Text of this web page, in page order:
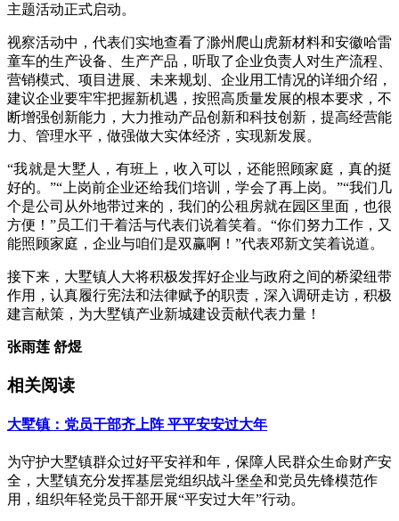
主题活动正式启动。
视察活动中，代表们实地查看了滁州爬山虎新材料和安徽哈雷
童车的生产设备、生产产品，听取了企业负责人对生产流程、
营销模式、项目进展、未来规划、企业用工情况的详细介绍，
建议企业要牢牢把握新机遇，按照高质量发展的根本要求，不
断增强创新能力，大力推动产品创新和科技创新，提高经营能
力、管理水平，做强做大实体经济，实现新发展。
“我就是大墅人，有班上，收入可以，还能照顾家庭，真的挺
好的。”“上岗前企业还给我们培训，学会了再上岗。”“我们几
个是公司从外地带过来的，我们的公租房就在园区里面，也很
方便！”员工们干着活与代表们说着笑着。“你们努力工作，又
能照顾家庭，企业与咱们是双赢啊！”代表邓新文笑着说道。
接下来，大墅镇人大将积极发挥好企业与政府之间的桥梁纽带
作用，认真履行宪法和法律赋予的职责，深入调研走访，积极
建言献策，为大墅镇产业新城建设贡献代表力量！
张雨莲 舒煜
相关阅读
大墅镇：党员干部齐上阵 平平安安过大年
为守护大墅镇群众过好平安祥和年，保障人民群众生命财产安
全，大墅镇充分发挥基层党组织战斗堡垒和党员先锋模范作
用，组织年轻党员干部开展“平安过大年”行动。